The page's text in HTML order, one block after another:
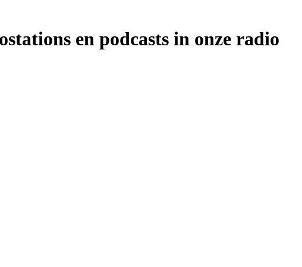
en podcasts in onze radio